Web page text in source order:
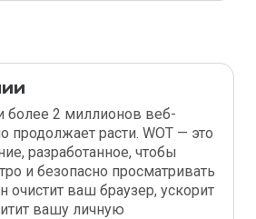
более 2 миллионов веб-
продолжает расти. WOT — это
разработанное, чтобы
и безопасно просматривать
очистит ваш браузер, ускорит
вашу личную